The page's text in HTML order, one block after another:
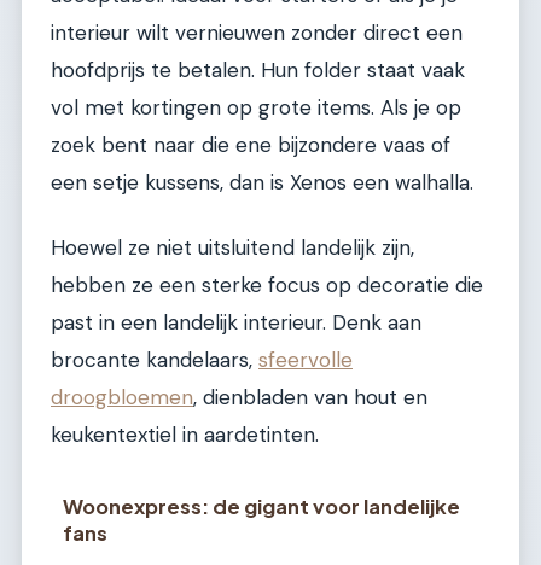
interieur wilt vernieuwen zonder direct een
hoofdprijs te betalen. Hun folder staat vaak
vol met kortingen op grote items. Als je op
zoek bent naar die ene bijzondere vaas of
een setje kussens, dan is Xenos een walhalla.
Hoewel ze niet uitsluitend landelijk zijn,
hebben ze een sterke focus op decoratie die
past in een landelijk interieur. Denk aan
brocante kandelaars, sfeervolle
droogbloemen, dienbladen van hout en
keukentextiel in aardetinten.
Woonexpress: de gigant voor landelijke
fans